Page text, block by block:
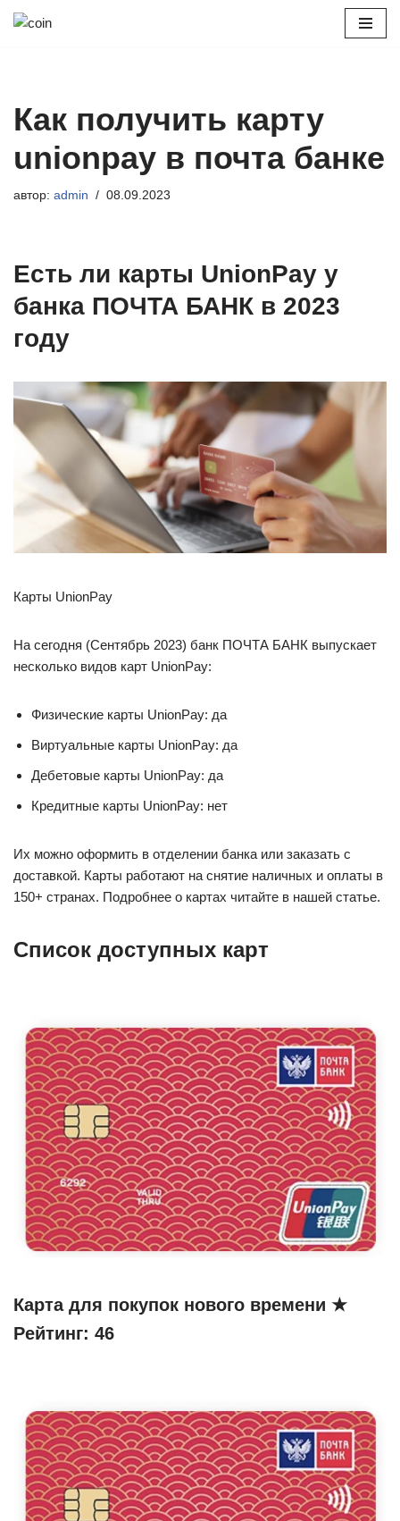
Как получить карту
unionpay в почта банке
автор: admin 08.09.2023
Есть ли карты UnionPay у
банка ПОЧТА БАНК в 2023
году
Карты UnionPay
На сегодня (Сентябрь 2023) банк ПОЧТА БАНК выпускает
несколько видов карт UnionPay:
Физические карты UnionPay: да
Виртуальные карты UnionPay: да
Дебетовые карты UnionPay: да
Кредитные карты UnionPay: нет
Их можно оформить в отделении банка или заказать с
доставкой. Карты работают на снятие наличных и оплаты в
150+ странах. Подробнее о картах читайте в нашей статье.
Список доступных карт
Карта для покупок нового времени ★
Рейтинг: 46